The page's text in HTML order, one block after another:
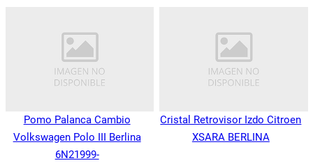
Pomo Palanca Cambio
Volkswagen Polo III Berlina
6N21999-
Cristal Retrovisor Izdo Citroen
XSARA BERLINA